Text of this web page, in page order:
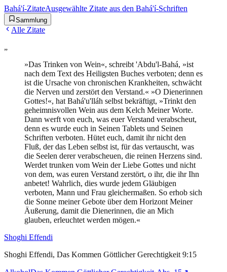
Bahá'í-ZitateAusgewählte Zitate aus den Bahá'í-Schriften
Sammlung
Alle Zitate
„
»Das Trinken von Wein«, schreibt 'Abdu'l-Bahá, »ist
nach dem Text des Heiligsten Buches verboten; denn es
ist die Ursache von chronischen Krankheiten, schwächt
die Nerven und zerstört den Verstand.« »O Dienerinnen
Gottes!«, hat Bahá'u'lláh selbst bekräftigt, »Trinkt den
geheimnisvollen Wein aus dem Kelch Meiner Worte.
Dann werft von euch, was euer Verstand verabscheut,
denn es wurde euch in Seinen Tablets und Seinen
Schriften verboten. Hütet euch, damit ihr nicht den
Fluß, der das Leben selbst ist, für das vertauscht, was
die Seelen derer verabscheuen, die reinen Herzens sind.
Werdet trunken vom Wein der Liebe Gottes und nicht
von dem, was euren Verstand zerstört, o ihr, die ihr Ihn
anbetet! Wahrlich, dies wurde jedem Gläubigen
verboten, Mann und Frau gleichermaßen. So erhob sich
die Sonne meiner Gebote über dem Horizont Meiner
Äußerung, damit die Dienerinnen, die an Mich
glauben, erleuchtet werden mögen.«
Shoghi Effendi
Shoghi Effendi, Das Kommen Göttlicher Gerechtigkeit 9:15